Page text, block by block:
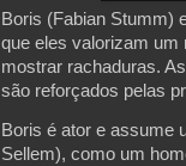
Boris (Fabian Stumm)
que eles valorizam um
mostrar rachaduras.
são reforçados pelas
Boris é ator e assume
Sellem), como um